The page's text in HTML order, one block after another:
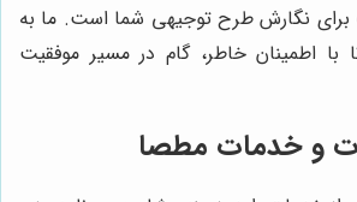
برای نگارش طرح توجیهی شما است. ما به
اطمینان خاطر، گام در مسیر موفقیت
و خدمات مطصا